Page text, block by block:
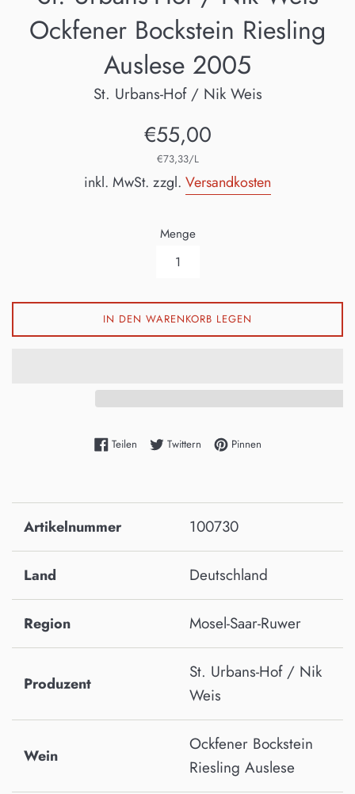
Ockfener Bockstein Riesling
Auslese 2005
St. Urbans-Hof / Nik Weis
Normaler
Preis
€55,00
€73,33/L
inkl. MwSt. zzgl. Versandkosten
Menge
IN DEN WARENKORB LEGEN
TeilenAuf Facebook teilen
TwitternAuf Twitter twittern
PinnenAuf Pinterest pinnen
Artikelnummer 100730
Land Deutschland
Region Mosel-Saar-Ruwer
Produzent
St. Urbans-Hof / Nik
Weis
Wein
Ockfener Bockstein
Riesling Auslese